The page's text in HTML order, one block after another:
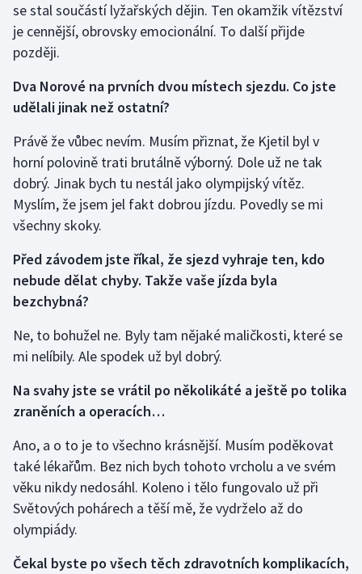
Lyže a snowboard
Moderní pětiboj
Motorsport
Olympijské hry
Parasport
Plavání
Plážový volejbal
Ragby
Rychlobruslení
Rychlostní kanoistika
Short track
Stolní tenis
Triatlon
se stal součástí lyžařských dějin. Ten okamžik vítězství
je cennější, obrovsky emocionální. To další přijde
později.
Dva Norové na prvních dvou místech sjezdu. Co jste
udělali jinak než ostatní?
Právě že vůbec nevím. Musím přiznat, že Kjetil byl v
horní polovině trati brutálně výborný. Dole už ne tak
dobrý. Jinak bych tu nestál jako olympijský vítěz.
Myslím, že jsem jel fakt dobrou jízdu. Povedly se mi
všechny skoky.
Před závodem jste říkal, že sjezd vyhraje ten, kdo
nebude dělat chyby. Takže vaše jízda byla
bezchybná?
Ne, to bohužel ne. Byly tam nějaké maličkosti, které se
mi nelíbily. Ale spodek už byl dobrý.
Na svahy jste se vrátil po několikáté a ještě po tolika
zraněních a operacích…
Ano, a o to je to všechno krásnější. Musím poděkovat
také lékařům. Bez nich bych tohoto vrcholu a ve svém
věku nikdy nedosáhl. Koleno i tělo fungovalo už při
Světových pohárech a těší mě, že vydrželo až do
olympiády.
Čekal byste po všech těch zdravotních komplikacích,